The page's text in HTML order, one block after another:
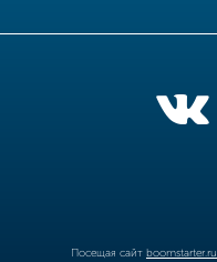
Посещая сайт boomstarter.ru